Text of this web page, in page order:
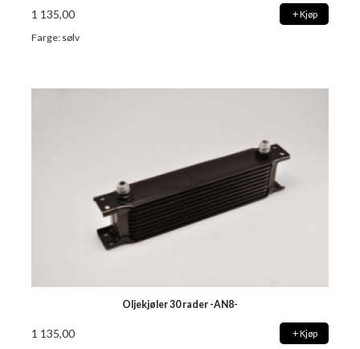
1 135,00 Kjøp
Farge: sølv
Oljekjøler 30 rader -AN8-
1 135,00 Kjøp